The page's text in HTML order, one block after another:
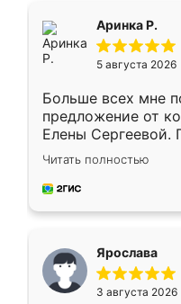
Аринка Р.
5 августа 2026
Больше всех мне
предложение от
Елены
короткие сроки
для замера
предложил по
Читать полностью
Ярослава
3 августа 2026